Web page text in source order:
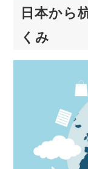
日本から
くみ